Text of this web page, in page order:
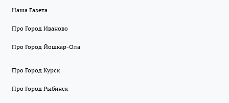
Наша Газета
Про Город Иваново
Про Город Йошкар-Ола
Про Город Курск
Про Город Рыбинск